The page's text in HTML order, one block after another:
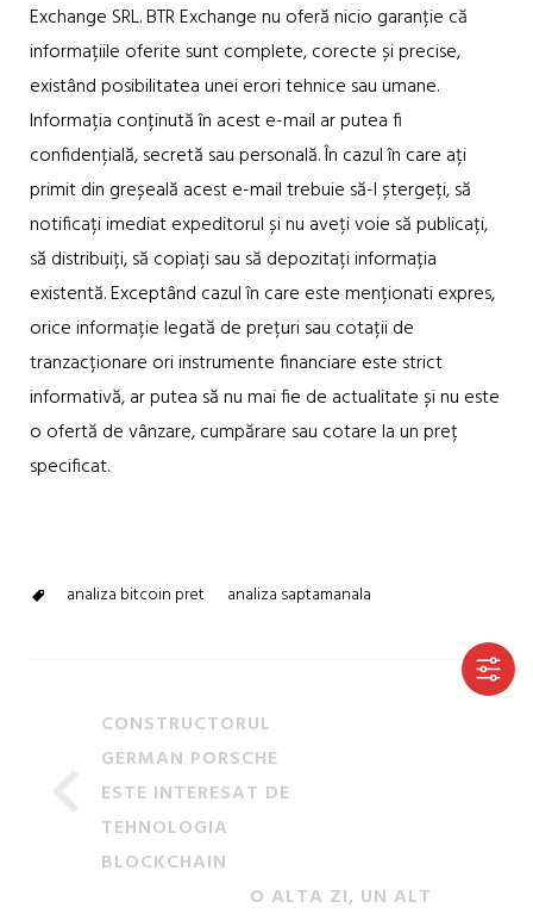
Exchange SRL. BTR Exchange nu oferă nicio garanție că
informațiile oferite sunt complete, corecte și precise,
existând posibilitatea unei erori tehnice sau umane.
Informația conținută în acest e-mail ar putea fi
confidențială, secretă sau personală. În cazul în care ați
primit din greșeală acest e-mail trebuie să-l ștergeți, să
notificați imediat expeditorul și nu aveți voie să publicați,
să distribuiți, să copiați sau să depozitați informația
existentă. Exceptând cazul în care este menționati expres,
orice informație legată de prețuri sau cotații de
tranzacționare ori instrumente financiare este strict
informativă, ar putea să nu mai fie de actualitate și nu este
o ofertă de vânzare, cumpărare sau cotare la un preț
specificat.
analiza bitcoin pret analiza saptamanala
CONSTRUCTORUL
GERMAN PORSCHE
ESTE INTERESAT DE
TEHNOLOGIA
BLOCKCHAIN
O ALTA ZI, UN ALT